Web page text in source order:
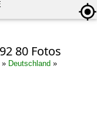
80 Fotos
» Deutschland »